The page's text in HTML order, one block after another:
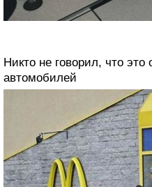
Никто не говорил, что
автомобилей